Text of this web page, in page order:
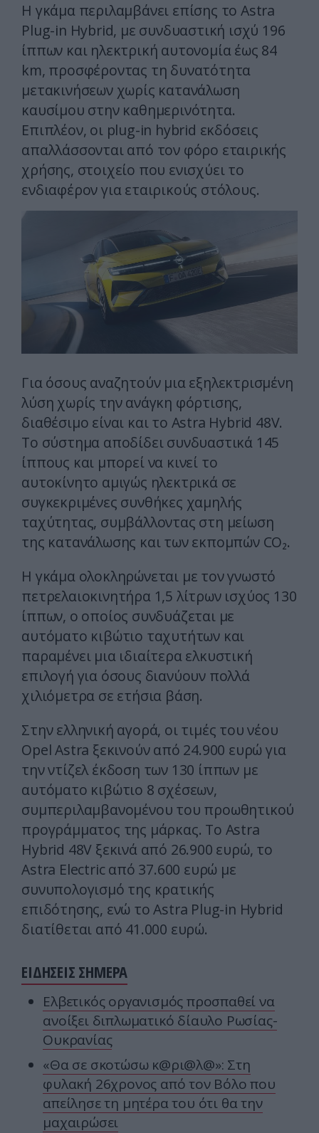
Η γκάμα περιλαμβάνει επίσης το Astra
Plug-in Hybrid, με συνδυαστική ισχύ 196
ίππων και ηλεκτρική αυτονομία έως 84
km, προσφέροντας τη δυνατότητα
μετακινήσεων χωρίς κατανάλωση
καυσίμου στην καθημερινότητα.
Επιπλέον, οι plug-in hybrid εκδόσεις
απαλλάσσονται από τον φόρο εταιρικής
χρήσης, στοιχείο που ενισχύει το
ενδιαφέρον για εταιρικούς στόλους.
Για όσους αναζητούν μια εξηλεκτρισμένη
λύση χωρίς την ανάγκη φόρτισης,
διαθέσιμο είναι και το Astra Hybrid 48V.
Το σύστημα αποδίδει συνδυαστικά 145
ίππους και μπορεί να κινεί το
αυτοκίνητο αμιγώς ηλεκτρικά σε
συγκεκριμένες συνθήκες χαμηλής
ταχύτητας, συμβάλλοντας στη μείωση
της κατανάλωσης και των εκπομπών CO₂.
Η γκάμα ολοκληρώνεται με τον γνωστό
πετρελαιοκινητήρα 1,5 λίτρων ισχύος 130
ίππων, ο οποίος συνδυάζεται με
αυτόματο κιβώτιο ταχυτήτων και
παραμένει μια ιδιαίτερα ελκυστική
επιλογή για όσους διανύουν πολλά
χιλιόμετρα σε ετήσια βάση.
Στην ελληνική αγορά, οι τιμές του νέου
Opel Astra ξεκινούν από 24.900 ευρώ για
την ντίζελ έκδοση των 130 ίππων με
αυτόματο κιβώτιο 8 σχέσεων,
συμπεριλαμβανομένου του προωθητικού
προγράμματος της μάρκας. Το Astra
Hybrid 48V ξεκινά από 26.900 ευρώ, το
Astra Electric από 37.600 ευρώ με
συνυπολογισμό της κρατικής
επιδότησης, ενώ το Astra Plug-in Hybrid
διατίθεται από 41.000 ευρώ.
ΕΙΔΗΣΕΙΣ ΣΗΜΕΡΑ
Ελβετικός οργανισμός προσπαθεί να
ανοίξει διπλωματικό δίαυλο Ρωσίας-
Ουκρανίας
«Θα σε σκοτώσω κ@ρι@λ@»: Στη
φυλακή 26χρονος από τον Βόλο που
απείλησε τη μητέρα του ότι θα την
μαχαιρώσει